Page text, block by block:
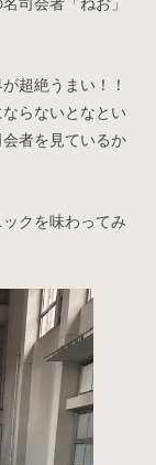
超絶うまい！！
らないとなとい
者を見ているか
クを味わってみ